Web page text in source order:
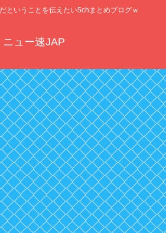
ということを伝えたい5chまとめブログｗ
ニュー速JAP